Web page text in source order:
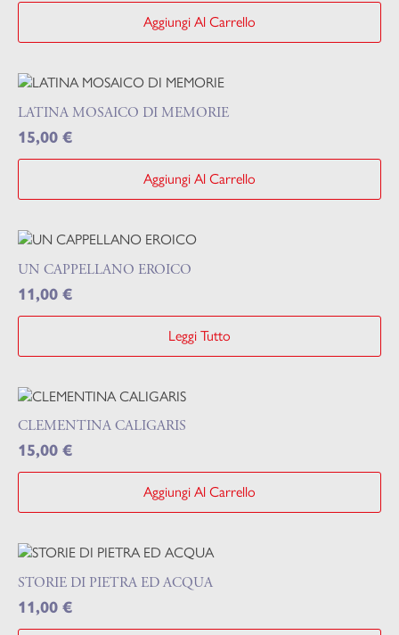
Aggiungi Al Carrello
LATINA MOSAICO DI MEMORIE
15,00 €
Aggiungi Al Carrello
UN CAPPELLANO EROICO
11,00 €
Leggi Tutto
CLEMENTINA CALIGARIS
15,00 €
Aggiungi Al Carrello
STORIE DI PIETRA ED ACQUA
11,00 €